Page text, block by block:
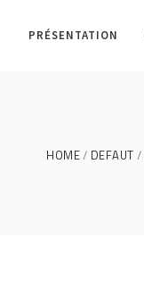
PRÉSENTATION
HOME DEFAUT